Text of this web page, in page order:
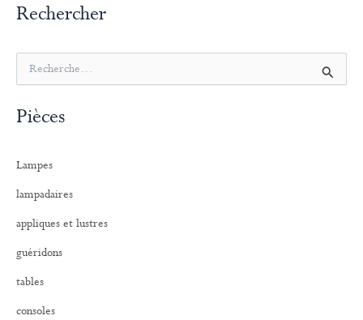
Rechercher
e
h
c
e
:
Pièces
Lampes
lampadaires
appliques et lustres
guéridons
tables
consoles